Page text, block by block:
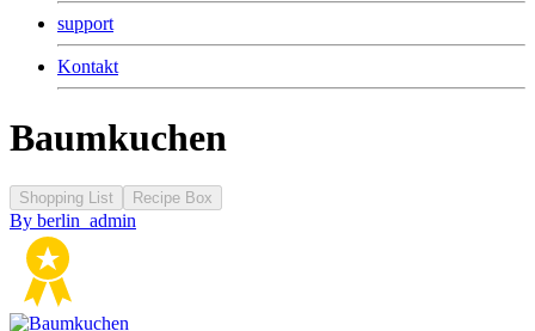
support
Kontakt
Baumkuchen
Shopping List Recipe Box
By berlin_admin